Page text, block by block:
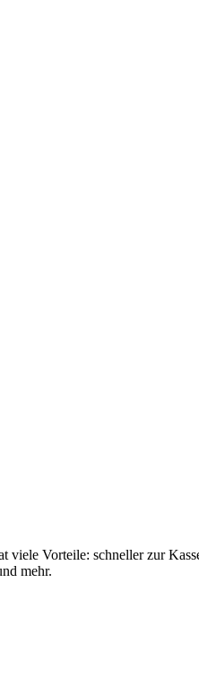
viele Vorteile: schneller zur
mehr.